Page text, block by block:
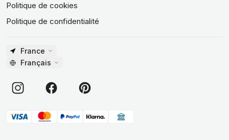
Politique de cookies
Politique de confidentialité
France
Français